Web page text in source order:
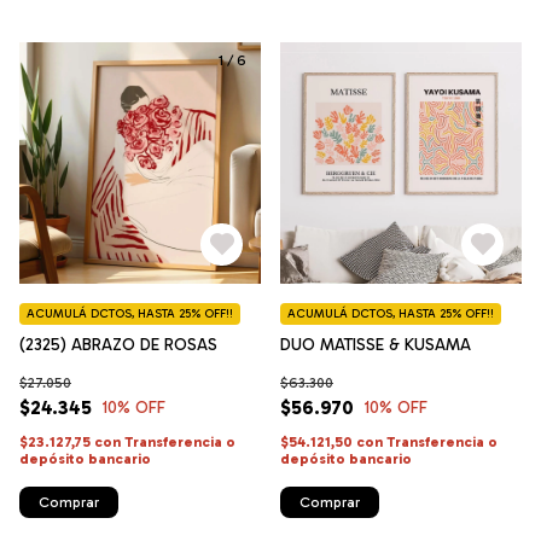
1/6
(2325) ABRAZO DE ROSAS
$24.345
$27.050
10% OFF
ACUMULÁ DCTOS, HASTA 25% OFF!!
$23.127,75 con Transferencia o
depósito bancario
Comprar
DUO MATISSE & KUSAMA
$56.970
$63.300
10% OFF
ACUMULÁ DCTOS, HASTA 25% OFF!!
$54.121,50 con Transferencia o
depósito bancario
Comprar